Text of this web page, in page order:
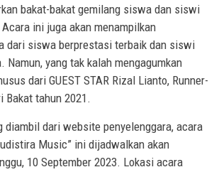
bakat-bakat gemilang siswa dan siswi
ini juga akan menampilkan
dari siswa berprestasi terbaik dan siswi
Namun, yang tak kalah mengagumkan
dari GUEST STAR Rizal Lianto, Runner-
Bakat tahun 2021.
diambil dari website penyelenggara, acara
Music” ini dijadwalkan akan
10 September 2023. Lokasi acara